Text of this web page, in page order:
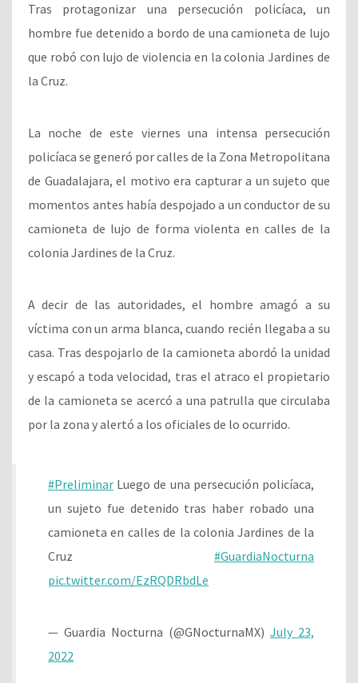
Tras protagonizar una persecución policíaca, un
hombre fue detenido a bordo de una camioneta de lujo
que robó con lujo de violencia en la colonia Jardines de
la Cruz.
La noche de este viernes una intensa persecución
policíaca se generó por calles de la Zona Metropolitana
de Guadalajara, el motivo era capturar a un sujeto que
momentos antes había despojado a un conductor de su
camioneta de lujo de forma violenta en calles de la
colonia Jardines de la Cruz.
A decir de las autoridades, el hombre amagó a su
víctima con un arma blanca, cuando recién llegaba a su
casa. Tras despojarlo de la camioneta abordó la unidad
y escapó a toda velocidad, tras el atraco el propietario
de la camioneta se acercó a una patrulla que circulaba
por la zona y alertó a los oficiales de lo ocurrido.
#Preliminar Luego de una persecución policíaca,
un sujeto fue detenido tras haber robado una
camioneta en calles de la colonia Jardines de la
Cruz #GuardiaNocturna
pic.twitter.com/EzRQDRbdLe
— Guardia Nocturna (@GNocturnaMX) July 23,
2022